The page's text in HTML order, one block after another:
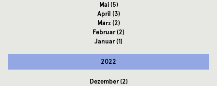
Mai(5)
April (3)
März(2)
Februar(2)
Januar(1)
2022
Dezember(2)